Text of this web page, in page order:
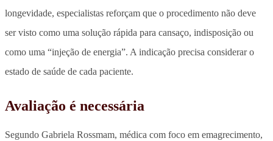
longevidade, especialistas reforçam que o procedimento não deve
ser visto como uma solução rápida para cansaço, indisposição ou
como uma “injeção de energia”. A indicação precisa considerar o
estado de saúde de cada paciente.
Avaliação é necessária
Segundo Gabriela Rossmam, médica com foco em emagrecimento,